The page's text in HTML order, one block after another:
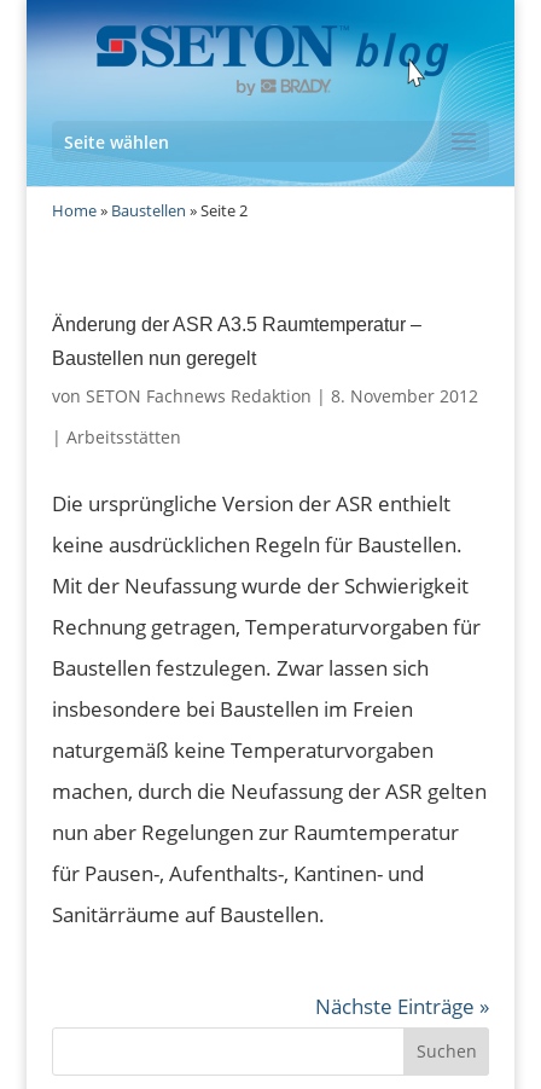
Seite wählen
Home» Baustellen »Seite 2
Änderung der ASR A3.5 Raumtemperatur –
Baustellen nun geregelt
von SETON Fachnews Redaktion | 8. November 2012
| Arbeitsstätten
Die ursprüngliche Version der ASR enthielt
keine ausdrücklichen Regeln für Baustellen.
Mit der Neufassung wurde der Schwierigkeit
Rechnung getragen, Temperaturvorgaben für
Baustellen festzulegen. Zwar lassen sich
insbesondere bei Baustellen im Freien
naturgemäß keine Temperaturvorgaben
machen, durch die Neufassung der ASR gelten
nun aber Regelungen zur Raumtemperatur
für Pausen-, Aufenthalts-, Kantinen- und
Sanitärräume auf Baustellen.
Nächste Einträge »